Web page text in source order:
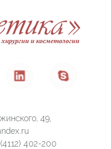
49,
402-200